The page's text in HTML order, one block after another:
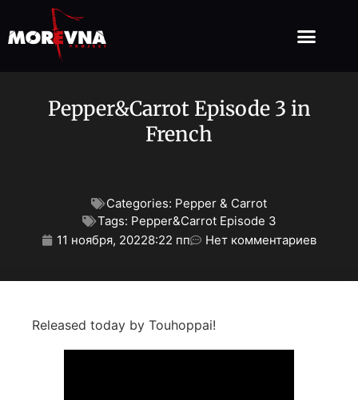
Pepper&Carrot Episode 3 in
French
Categories: Pepper & Carrot
Tags: Pepper&Carrot Episode 3
11 ноября, 20228:22 пп Нет комментариев
Released today by Touhoppai!